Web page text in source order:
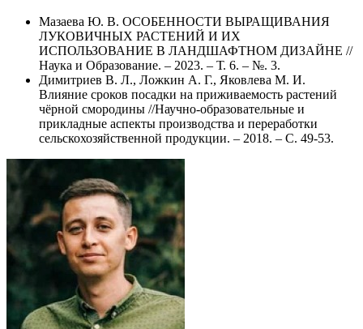
Мазаева Ю. В. ОСОБЕННОСТИ ВЫРАЩИВАНИЯ
ЛУКОВИЧНЫХ РАСТЕНИЙ И ИХ
ИСПОЛЬЗОВАНИЕ В ЛАНДШАФТНОМ ДИЗАЙНЕ //
Наука и Образование. – 2023. – Т. 6. – №. 3.
Димитриев В. Л., Ложкин А. Г., Яковлева М. И.
Влияние сроков посадки на приживаемость растений
чёрной смородины //Научно-образовательные и
прикладные аспекты производства и переработки
сельскохозяйственной продукции. – 2018. – С. 49-53.